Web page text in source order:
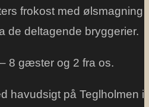
frokost med ølsmagning
de deltagende bryggerier.
8 gæster og 2 fra os.
havudsigt på Teglholmen i